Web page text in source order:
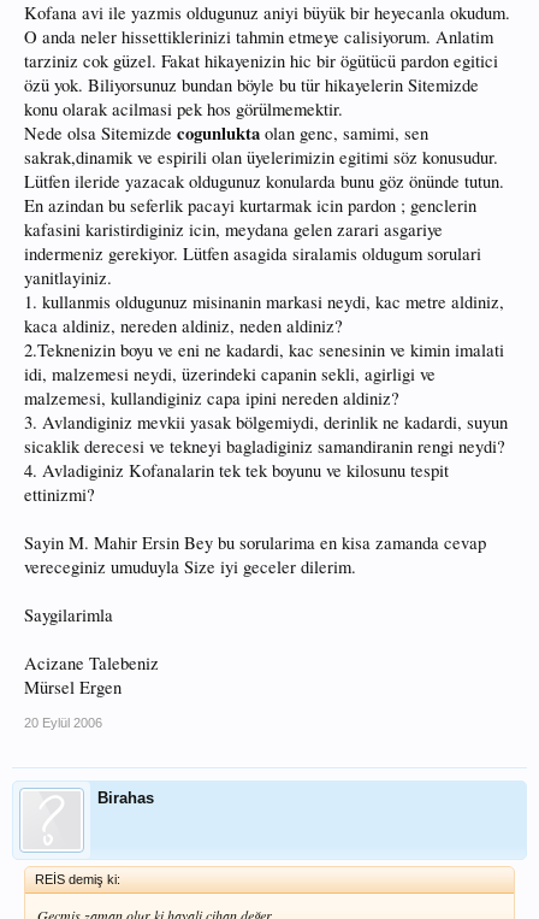
Kofana avi ile yazmis oldugunuz aniyi büyük bir heyecanla okudum.
O anda neler hissettiklerinizi tahmin etmeye calisiyorum. Anlatim
tarziniz cok güzel. Fakat hikayenizin hic bir ögütücü pardon egitici
özü yok. Biliyorsunuz bundan böyle bu tür hikayelerin Sitemizde
konu olarak acilmasi pek hos görülmemektir.
Nede olsa Sitemizde cogunlukta olan genc, samimi, sen
sakrak,dinamik ve espirili olan üyelerimizin egitimi söz konusudur.
Lütfen ileride yazacak oldugunuz konularda bunu göz önünde tutun.
En azindan bu seferlik pacayi kurtarmak icin pardon ; genclerin
kafasini karistirdiginiz icin, meydana gelen zarari asgariye
indermeniz gerekiyor. Lütfen asagida siralamis oldugum sorulari
yanitlayiniz.
1. kullanmis oldugunuz misinanin markasi neydi, kac metre aldiniz,
kaca aldiniz, nereden aldiniz, neden aldiniz?
2.Teknenizin boyu ve eni ne kadardi, kac senesinin ve kimin imalati
idi, malzemesi neydi, üzerindeki capanin sekli, agirligi ve
malzemesi, kullandiginiz capa ipini nereden aldiniz?
3. Avlandiginiz mevkii yasak bölgemiydi, derinlik ne kadardi, suyun
sicaklik derecesi ve tekneyi bagladiginiz samandiranin rengi neydi?
4. Avladiginiz Kofanalarin tek tek boyunu ve kilosunu tespit
ettinizmi?
Sayin M. Mahir Ersin Bey bu sorularima en kisa zamanda cevap
vereceginiz umuduyla Size iyi geceler dilerim.
Saygilarimla
Acizane Talebeniz
Mürsel Ergen
20 Eylül 2006
Birahas
REİS demiş ki: